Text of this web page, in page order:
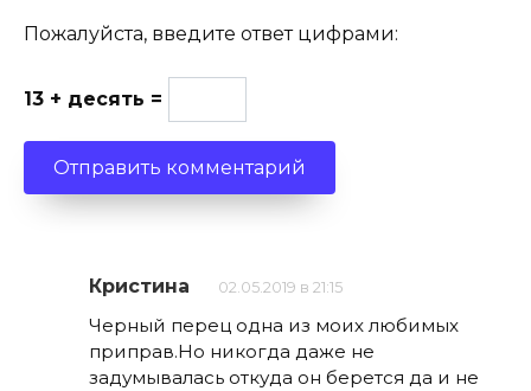
Пожалуйста, введите ответ цифрами:
13 + десять =
Кристина 02.05.2019 в 21:15
Черный перец одна из моих любимых
приправ.Но никогда даже не
задумывалась откуда он берется да и не